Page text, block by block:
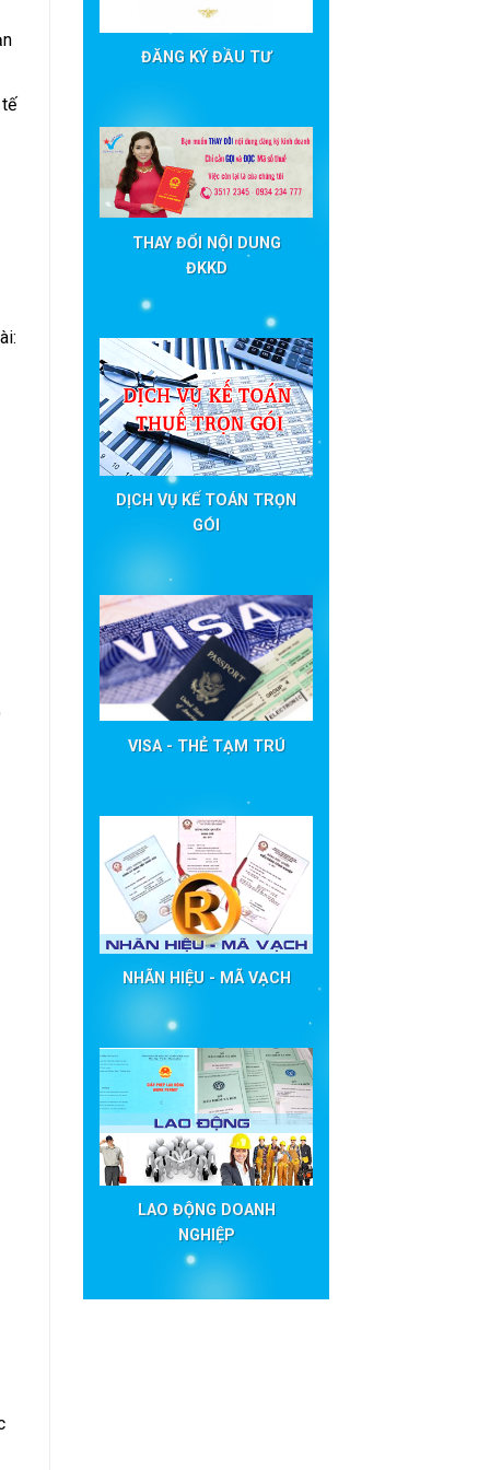
ĐĂNG KÝ ĐẦU TƯ
THAY ĐỔI NỘI DUNG
ĐKKD
DỊCH VỤ KẾ TOÁN TRỌN
GÓI
VISA - THẺ TẠM TRÚ
NHÃN HIỆU - MÃ VẠCH
LAO ĐỘNG DOANH
NGHIỆP